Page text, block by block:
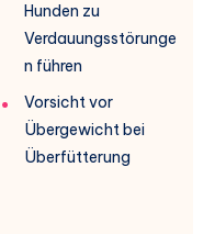
Hunden zu
Verdauungsstörunge
n führen
Vorsicht vor
Übergewicht bei
Überfütterung